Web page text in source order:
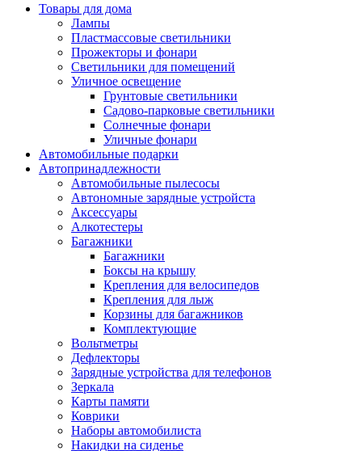
Товары для дома
Лампы
Пластмассовые светильники
Прожекторы и фонари
Светильники для помещений
Уличное освещение
Грунтовые светильники
Садово-парковые светильники
Солнечные фонари
Уличные фонари
Автомобильные подарки
Автопринадлежности
Автомобильные пылесосы
Автономные зарядные устройста
Аксессуары
Алкотестеры
Багажники
Багажники
Боксы на крышу
Крепления для велосипедов
Крепления для лыж
Корзины для багажников
Комплектующие
Вольтметры
Дефлекторы
Зарядные устройства для телефонов
Зеркала
Карты памяти
Коврики
Наборы автомобилиста
Накидки на сиденье